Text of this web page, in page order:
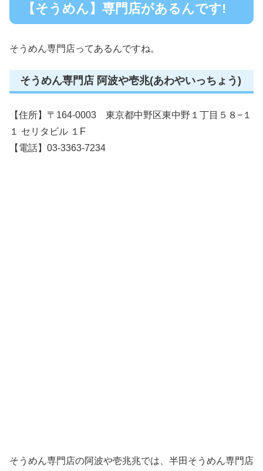
【そうめん】専門店があるんです!
そうめん専門店ってあるんですね。
そうめん専門店 阿波や壱兆(あわやいっちょう)
【住所】〒164-0003 東京都中野区東中野１丁目５８−１
１ セリタビル １F
【電話】03-3363-7234
そうめん専門店の阿波や壱兆兆では、半田そうめん専門店